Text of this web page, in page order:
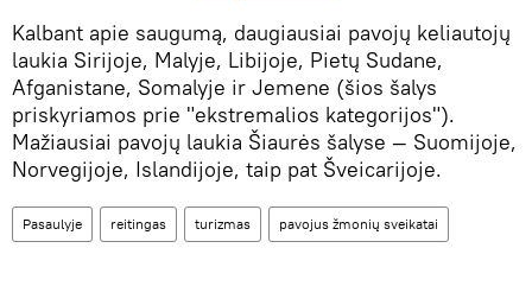
​Kalbant apie saugumą, daugiausiai pavojų keliautojų
laukia Sirijoje, Malyje, Libijoje, Pietų Sudane,
Afganistane, Somalyje ir Jemene (šios šalys
priskyriamos prie "ekstremalios kategorijos").
Mažiausiai pavojų laukia Šiaurės šalyse — Suomijoje,
Norvegijoje, Islandijoje, taip pat Šveicarijoje.
Pasaulyje reitingas turizmas pavojus žmonių sveikatai